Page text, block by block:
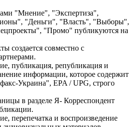
"Мнение", "Экспертиза",
"Деньги", "Власть", "Выборы",
"Промо" публикуются на
создается совместно с
публикация, републикация и
информации, которое содержит
Украина", EPA / UPG, строго
в разделе Я- Корреспондент
перепечатка и воспроизведение